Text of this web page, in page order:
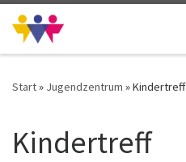
Zum Inhalt springen
Start» Jugendzentrum »Kindertreff
Kindertreff